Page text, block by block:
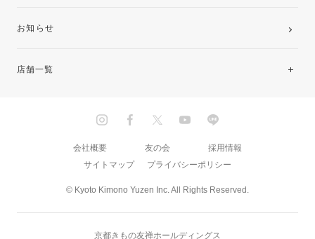
お知らせ
店舗一覧
© Kyoto Kimono Yuzen Inc. All Rights Reserved.
会社概要 友の会
採用情報
サイトマップ
プライバシーポリシー
京都きもの友禅ホールディングス